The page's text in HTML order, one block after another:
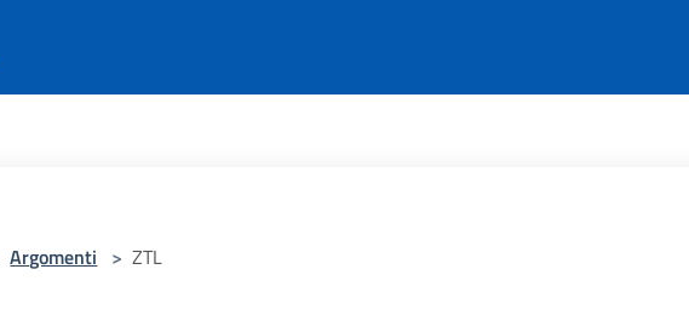
Argomenti > ZTL